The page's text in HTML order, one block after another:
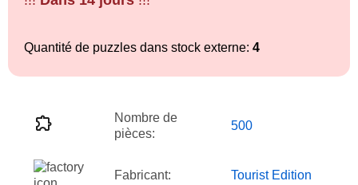
Quantité de puzzles dans stock externe: 4
Nombre de
pièces:
500
Fabricant: Tourist Edition